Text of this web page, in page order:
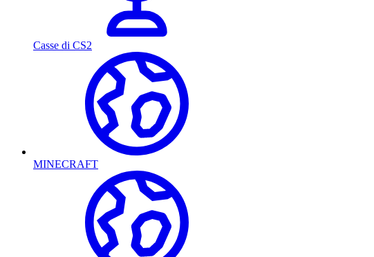
Casse di CS2
MINECRAFT